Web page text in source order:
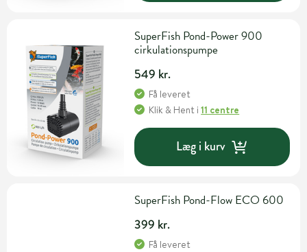
SuperFish Pond-Power 900
cirkulationspumpe
549 kr.
Få leveret
Klik & Hent i11 centre
Læg i kurv
SuperFish Pond-Flow ECO 600
399 kr.
Få leveret